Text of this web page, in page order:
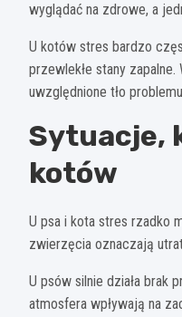
wyglądać na zdrowe, a
U kotów stres bardzo
przewlekłe stany
uwzględnione tło
Sytuacje,
kotów
U psa i kota stres rzadko
zwierzęcia oznaczają
U psów silnie działa brak
atmosfera wpływają na